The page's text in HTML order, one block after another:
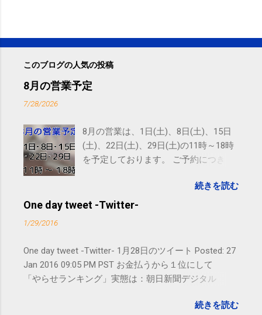
このブログの人気の投稿
8月の営業予定
7/28/2026
8月の営業は、1日(土)、8日(土)、15日
(土)、22日(土)、29日(土)の11時～18時
を予定しております。 ご予約につきま
す。 電話に出られないことがあります
ので、ご予約、お問い合わせは
続きを読む
One day tweet -Twitter-
1/29/2016
One day tweet -Twitter- 1月28日のツイート Posted: 27
Jan 2016 09:05 PM PST お金払うから１位にして
「やらせランキング」実態は：朝日新聞デジタル
to email updates from サクマフィジカルコンディショ
続きを読む